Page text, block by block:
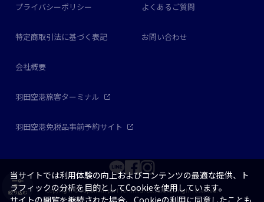
絞り込む
プライバシーポリシー よくあるご質問
特定商取引法に基づく表記 お問い合わせ
会社概要
羽田空港旅客ターミナル
羽田空港免税品事前予約サイト
Copyright © Japan Airport Terminal Co., Ltd. all right reserved.
当サイトでは利用体験の向上およびコンテンツの最適な提供、ト
ラフィックの分析を目的としてCookieを使用しています。